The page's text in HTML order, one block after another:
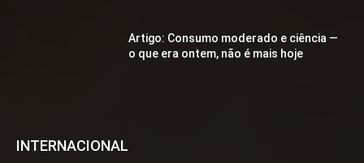
Artigo: Consumo moderado e ciência —
o que era ontem, não é mais hoje
INTERNACIONAL